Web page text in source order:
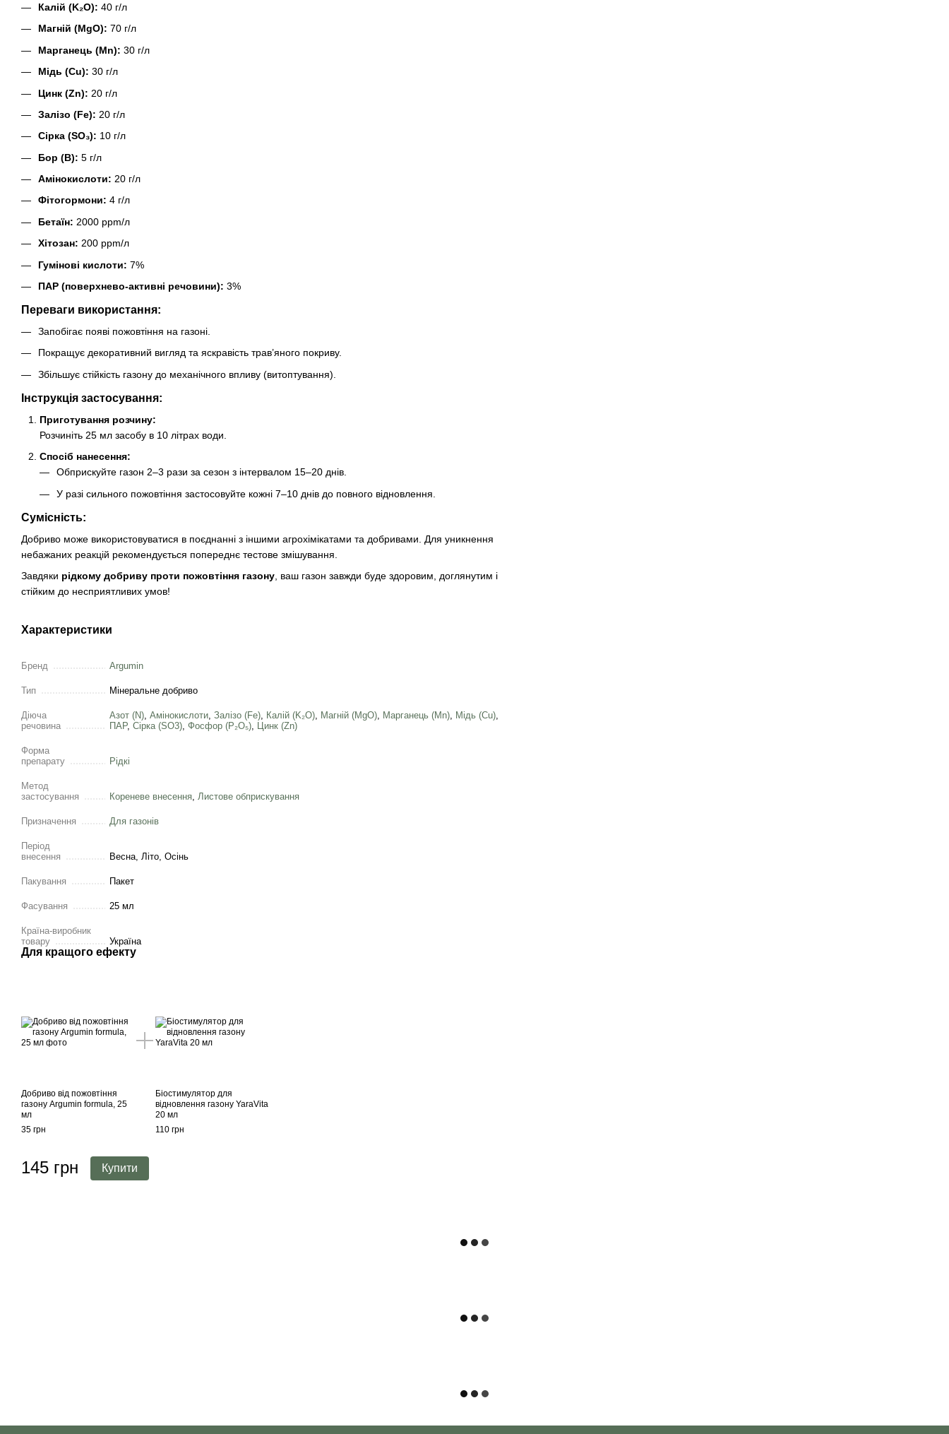
Калій (K₂O): 40 г/л
Магній (MgO): 70 г/л
Марганець (Mn): 30 г/л
Мідь (Cu): 30 г/л
Цинк (Zn): 20 г/л
Залізо (Fe): 20 г/л
Сірка (SO₃): 10 г/л
Бор (B): 5 г/л
Амінокислоти: 20 г/л
Фітогормони: 4 г/л
Бетаїн: 2000 ppm/л
Хітозан: 200 ppm/л
Гумінові кислоти: 7%
ПАР (поверхнево-активні речовини): 3%
Переваги використання:
Запобігає появі пожовтіння на газоні.
Покращує декоративний вигляд та яскравість трав’яного покриву.
Збільшує стійкість газону до механічного впливу (витоптування).
Інструкція застосування:
Приготування розчину:
Розчиніть 25 мл засобу в 10 літрах води.
Спосіб нанесення:
Обприскуйте газон 2–3 рази за сезон з інтервалом 15–20 днів.
У разі сильного пожовтіння застосовуйте кожні 7–10 днів до повного відновлення.
Сумісність:
Добриво може використовуватися в поєднанні з іншими агрохімікатами та добривами. Для уникнення
небажаних реакцій рекомендується попереднє тестове змішування.
Завдяки рідкому добриву проти пожовтіння газону , ваш газон завжди буде здоровим, доглянутим і
стійким до несприятливих умов!
Характеристики
Бренд Argumin
Тип Мінеральне добриво
Діюча
речовина
Азот (N), Амінокислоти, Залізо (Fe), Калій (K₂O), Магній (MgO), Марганець (Mn), Мідь (Cu),
ПАР, Сірка (SO3), Фосфор (Р₂О₅), Цинк (Zn)
Форма
препарату
Рідкі
Метод
застосування
Кореневе внесення, Листове обприскування
Призначення Для газонів
Період
внесення
Весна, Літо, Осінь
Пакування Пакет
Фасування 25 мл
Країна-виробник
товару
Україна
Для кращого ефекту
Добриво від пожовтіння
газону Argumin formula, 25
мл
35 грн
Біостимулятор для
відновлення газону YaraVita
20 мл
110 грн
145 грн Купити